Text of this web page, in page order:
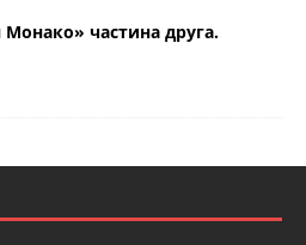
Монако» частина друга.